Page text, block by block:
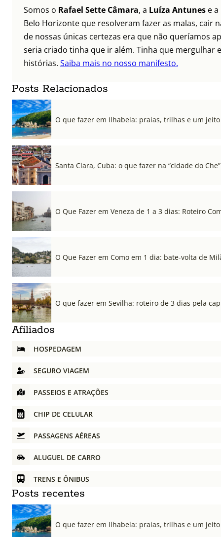
Somos o Rafael Sette Câmara, a Luíza Antunes e a
Belo Horizonte que resolveram fazer as malas, cair
de nossas únicas certezas era que não queríamos
seria criado tinha que ir além. Tinha que mergulhar
histórias. Saiba mais no nosso manifesto.
Posts Relacionados
O que fazer em Ilhabela: praias, trilhas e um
Santa Clara, Cuba: o que fazer na “cidade do Che”
O Que Fazer em Veneza de 1 a 3 dias: Roteiro
O Que Fazer em Como em 1 dia: bate-volta de
O que fazer em Sevilha: roteiro de 3 dias pela
Afiliados
HOSPEDAGEM
SEGURO VIAGEM
PASSEIOS E ATRAÇÕES
CHIP DE CELULAR
PASSAGENS AÉREAS
ALUGUEL DE CARRO
TRENS E ÔNIBUS
Posts recentes
O que fazer em Ilhabela: praias, trilhas e um